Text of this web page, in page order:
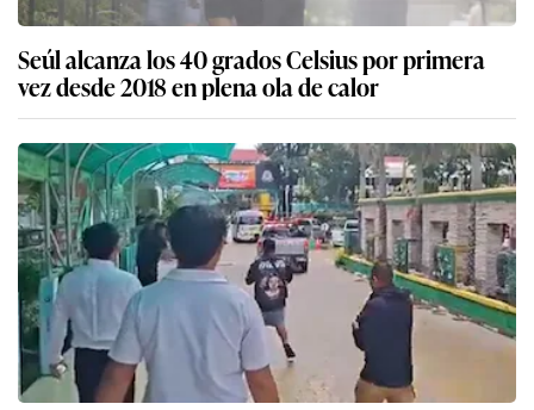
Seúl alcanza los 40 grados Celsius por primera
vez desde 2018 en plena ola de calor